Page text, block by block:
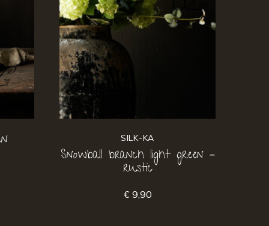
SILK-KA
Snowball branch light green –
rustic
€ 9,90